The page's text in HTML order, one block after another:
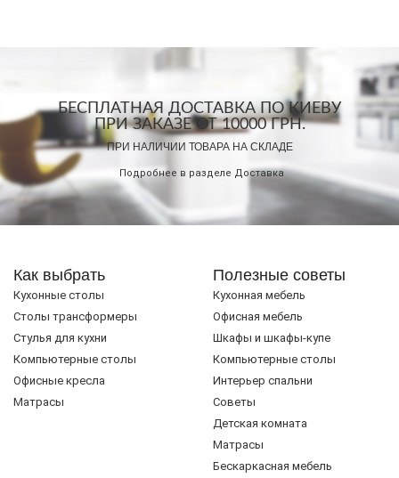
БЕСПЛАТНАЯ ДОСТАВКА ПО КИЕВУ
ПРИ ЗАКАЗЕ ОТ 10000 ГРН.
ПРИ НАЛИЧИИ ТОВАРА НА СКЛАДЕ
Подробнее в разделе Доставка
Как выбрать
Кухонные столы
Cтолы трансформеры
Стулья для кухни
Компьютерные столы
Офисные кресла
Матрасы
Полезные советы
Кухонная мебель
Офисная мебель
Шкафы и шкафы-купе
Компьютерные столы
Интерьер спальни
Советы
Детская комната
Матрасы
Бескаркасная мебель